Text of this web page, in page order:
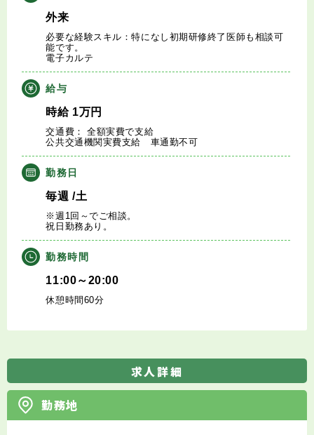
転職成功事例
医師の転職マニュアル
データで見る医師の平均年収
医師に役立つ取材記事
大学医局紹介
外来
必要な経験スキル：特になし初期研修終了医師も相談可
能です。
電子カルテ
給与
時給1万円
交通費： 全額実費で支給
公共交通機関実費支給 車通勤不可
勤務日
毎週 /土
※週1回～でご相談。
祝日勤務あり。
勤務時間
11:00～20:00
休憩時間60分
求人詳細
勤務地